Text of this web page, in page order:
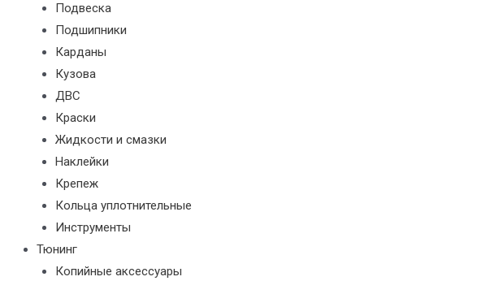
Подвеска
Подшипники
Карданы
Кузова
ДВС
Краски
Жидкости и смазки
Наклейки
Крепеж
Кольца уплотнительные
Инструменты
Тюнинг
Копийные аксессуары